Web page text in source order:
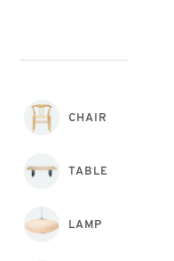
CHAIR
TABLE
LAMP